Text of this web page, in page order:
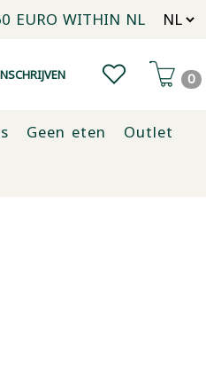
EURO WITHIN NL
0
Geen eten
Outlet